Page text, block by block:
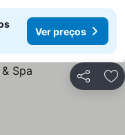
Ver preços
Partilhar